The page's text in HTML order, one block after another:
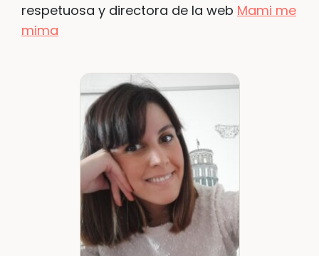
respetuosa y directora de la web Mami me
mima